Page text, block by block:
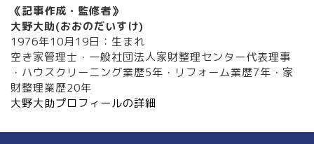
《記事作成・監修者》
大野大助(おおのだいすけ)
1976年10月19日：生まれ
空き家管理士・一般社団法人家財整理センター代表理事
・ハウスクリーニング業歴5年・リフォーム業歴7年・家
財整理業歴20年
大野大助プロフィールの詳細